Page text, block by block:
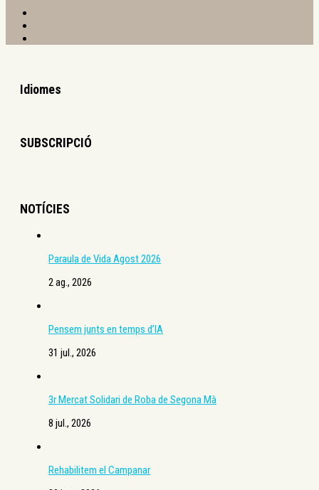
Idiomes
SUBSCRIPCIÓ
NOTÍCIES
Paraula de Vida Agost 2026
2 ag., 2026
Pensem junts en temps d’IA
31 jul., 2026
3r Mercat Solidari de Roba de Segona Mà
8 jul., 2026
Rehabilitem el Campanar